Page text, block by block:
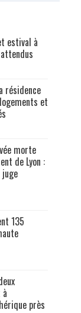
estival à
résidence
et
morte
de Lyon :
135
près